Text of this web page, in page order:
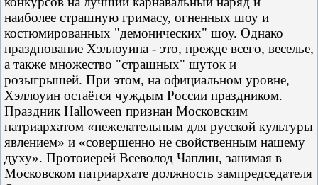
наиболее страшную гримасу, огненных шоу и
костюмированных "демонических" шоу. Однако
празднование Хэллоуина - это, прежде всего, веселье,
а также множество "страшных" шуток и
розыгрышей. При этом, на официальном уровне,
Хэллоуин остаётся чуждым России праздником.
Праздник Halloween признан Московским
патриархатом «нежелательным для русской культуры
явлением» и «совершенно не свойственным нашему
духу». Протоиерей Всеволод Чаплин, занимая в
Московском патриархате должность зампредседателя